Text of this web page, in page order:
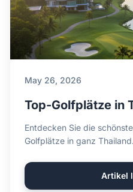
May 26, 2026
Top-Golfplätze in
Entdecken Sie die
Golfplätze in ganz Thailand.
Artikel